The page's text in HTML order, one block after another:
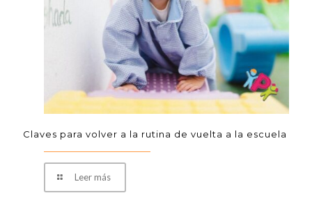
Claves para volver a la rutina de vuelta a la escuela
Leer más